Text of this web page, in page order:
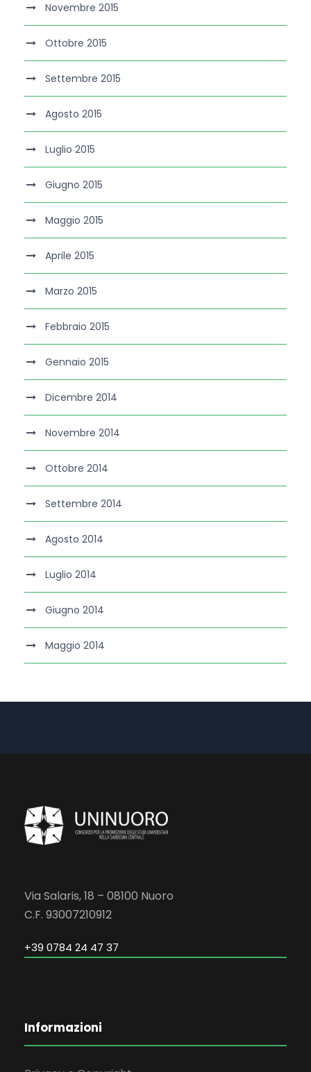
Novembre 2015
Ottobre 2015
Settembre 2015
Agosto 2015
Luglio 2015
Giugno 2015
Maggio 2015
Aprile 2015
Marzo 2015
Febbraio 2015
Gennaio 2015
Dicembre 2014
Novembre 2014
Ottobre 2014
Settembre 2014
Agosto 2014
Luglio 2014
Giugno 2014
Maggio 2014
Via Salaris, 18 – 08100 Nuoro
C.F. 93007210912
+39 0784 24 47 37
Informazioni